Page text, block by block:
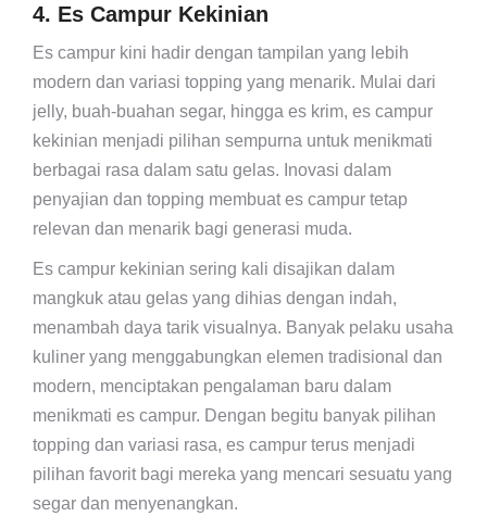
4. Es Campur Kekinian
Es campur kini hadir dengan tampilan yang lebih
modern dan variasi topping yang menarik. Mulai dari
jelly, buah-buahan segar, hingga es krim, es campur
kekinian menjadi pilihan sempurna untuk menikmati
berbagai rasa dalam satu gelas. Inovasi dalam
penyajian dan topping membuat es campur tetap
relevan dan menarik bagi generasi muda.
Es campur kekinian sering kali disajikan dalam
mangkuk atau gelas yang dihias dengan indah,
menambah daya tarik visualnya. Banyak pelaku usaha
kuliner yang menggabungkan elemen tradisional dan
modern, menciptakan pengalaman baru dalam
menikmati es campur. Dengan begitu banyak pilihan
topping dan variasi rasa, es campur terus menjadi
pilihan favorit bagi mereka yang mencari sesuatu yang
segar dan menyenangkan.